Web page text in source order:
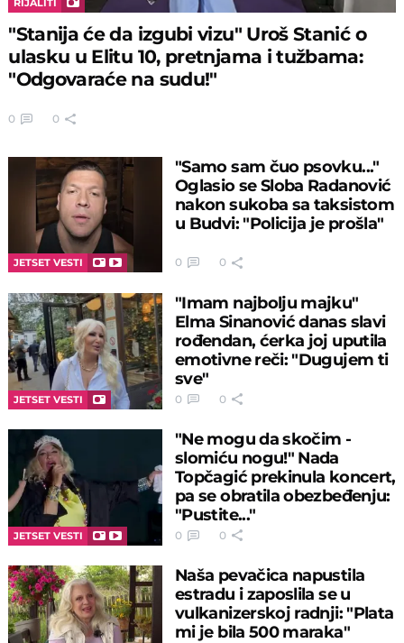
"Stanija će da izgubi vizu" Uroš Stanić o
ulasku u Elitu 10, pretnjama i tužbama:
"Odgovaraće na sudu!"
0 0
JETSET VESTI
"Samo sam čuo psovku..."
Oglasio se Sloba Radanović
nakon sukoba sa taksistom
u Budvi: "Policija je prošla"
0 0
JETSET VESTI
"Imam najbolju majku"
Elma Sinanović danas slavi
rođendan, ćerka joj uputila
emotivne reči: "Dugujem ti
sve"
0 0
JETSET VESTI
"Ne mogu da skočim -
slomiću nogu!" Nada
Topčagić prekinula koncert,
pa se obratila obezbeđenju:
"Pustite..."
0 0
Naša pevačica napustila
estradu i zaposlila se u
vulkanizerskoj radnji: "Plata
mi je bila 500 maraka"